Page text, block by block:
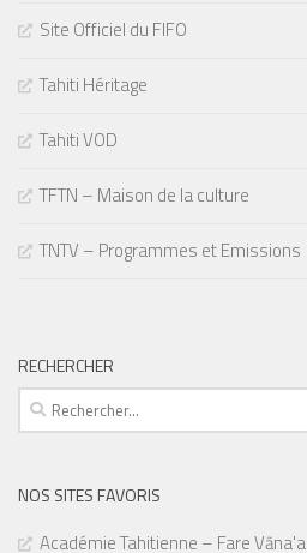
Site Officiel du FIFO
Tahiti Héritage
Tahiti VOD
TFTN – Maison de la culture
TNTV – Programmes et Emissions
RECHERCHER
Rechercher :
NOS SITES FAVORIS
Académie Tahitienne – Fare Vāna'a